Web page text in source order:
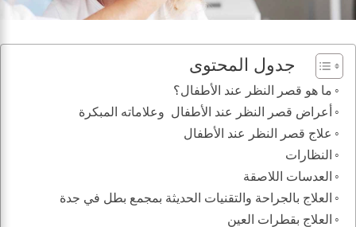
جدول المحتوى
ما هو قصر النظر عند الأطفال؟
أعراض قصر النظر عند الأطفال وعلاماته المبكرة
علاج قصر النظر عند الأطفال
النظارات
العدسات اللاصقة
العلاج بالجراحة والتقنيات الحديثة بمجمع بطل في جدة
العلاج بقطرات العين